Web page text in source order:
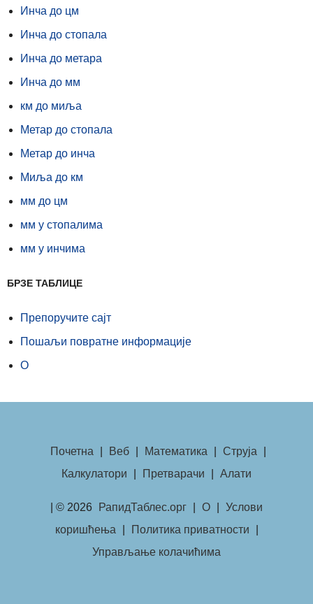
Инча до цм
Инча до стопала
Инча до метара
Инча до мм
км до миља
Метар до стопала
Метар до инча
Миља до км
мм до цм
мм у стопалима
мм у инчима
БРЗЕ ТАБЛИЦЕ
Препоручите сајт
Пошаљи повратне информације
О
Почетна Веб Математика Струја
Калкулатори
Претварачи Алати
| © 2026 РапидТаблес.орг О
Услови
коришћења
Политика приватности
Управљање колачићима